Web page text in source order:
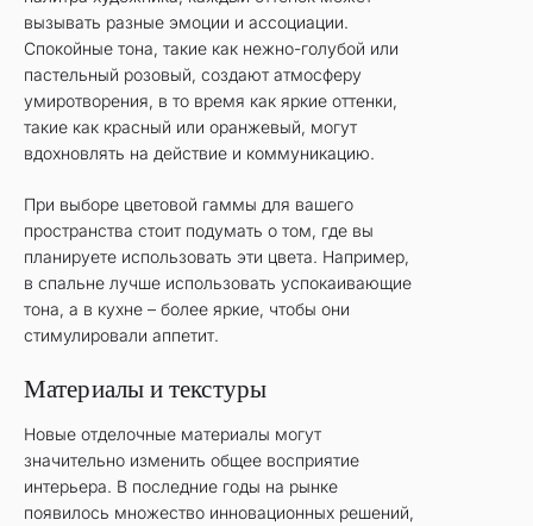
вызывать разные эмоции и ассоциации.
Спокойные тона, такие как нежно-голубой или
пастельный розовый, создают атмосферу
умиротворения, в то время как яркие оттенки,
такие как красный или оранжевый, могут
вдохновлять на действие и коммуникацию.
При выборе цветовой гаммы для вашего
пространства стоит подумать о том, где вы
планируете использовать эти цвета. Например,
в спальне лучше использовать успокаивающие
тона, а в кухне – более яркие, чтобы они
стимулировали аппетит.
Материалы и текстуры
Новые отделочные материалы могут
значительно изменить общее восприятие
интерьера. В последние годы на рынке
появилось множество инновационных решений,